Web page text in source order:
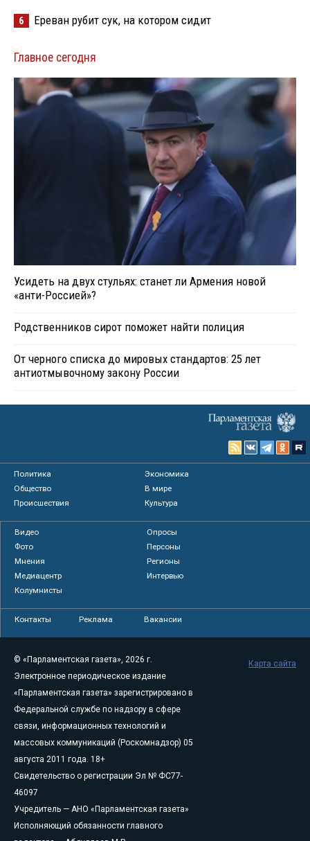
6 Ереван рубит сук, на котором сидит
Главное сегодня
Усидеть на двух стульях: станет ли Армения новой
«анти-Россией»?
Родственников сирот поможет найти полиция
От черного списка до мировых стандартов: 25 лет
антиотмывочному закону России
Политика
Экономика
Общество
В мире
Происшествия
Культура
Видео
Опросы
Фото
Персоны
Мнения
Регионы
Медиацентр
Интервью
Колумнисты
Контакты Реклама Вакансии
© «Парламентская газета», 2026 г.
Электронное периодическое издание
«Парламентская газета» зарегистрировано в
Федеральной службе по надзору в сфере
связи, информационных технологий и
массовых коммуникаций (Роскомнадзор) 05
августа 2011 года. 18+
Свидетельство о регистрации Эл № ФС77-
46097
Учредитель — АНО «Парламентская газета»
Исполняющий обязанности главного
Карта сайта